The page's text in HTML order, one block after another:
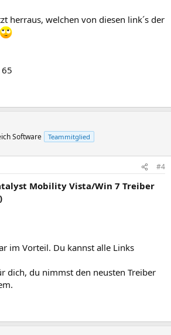
herraus, welchen von diesen link´s der
Software Teammitglied
#4
Mobility Vista/Win 7 Treiber
im Vorteil. Du kannst alle Links
dich, du nimmst den neusten Treiber